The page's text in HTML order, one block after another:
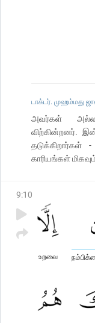
டாக்டர். முஹம்மது
அவர்கள்
விற்கின்றனர்.
காரியங்கள்
9:10
உறவை